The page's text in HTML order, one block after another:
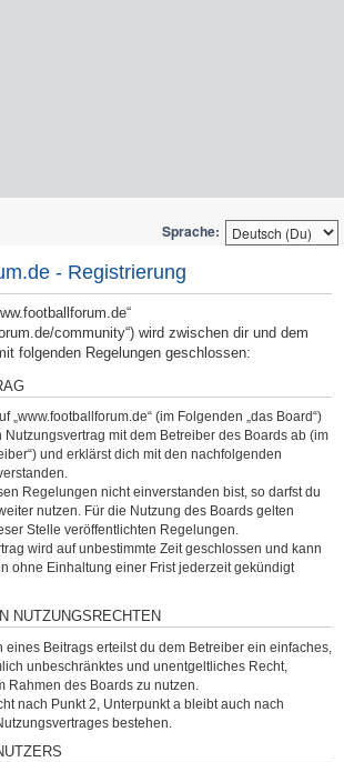
Sprache:
- Registrierung
community“) wird zwischen dir und dem
folgenden Regelungen geschlossen:
„www.footballforum.de“ (im Folgenden „das Board“)
mit dem Betreiber des Boards ab (im
und erklärst dich mit den nachfolgenden
Regelungen nicht einverstanden bist, so darfst du
nutzen. Für die Nutzung des Boards gelten
Stelle veröffentlichten Regelungen.
wird auf unbestimmte Zeit geschlossen und kann
ohne Einhaltung einer Frist jederzeit gekündigt
NUTZUNGSRECHTEN
eines Beitrags erteilst du dem Betreiber ein einfaches,
unbeschränktes und unentgeltliches Recht,
Rahmen des Boards zu nutzen.
nach Punkt 2, Unterpunkt a bleibt auch nach
bestehen.